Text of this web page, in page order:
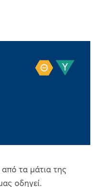
από τα μάτια της
οδηγεί.